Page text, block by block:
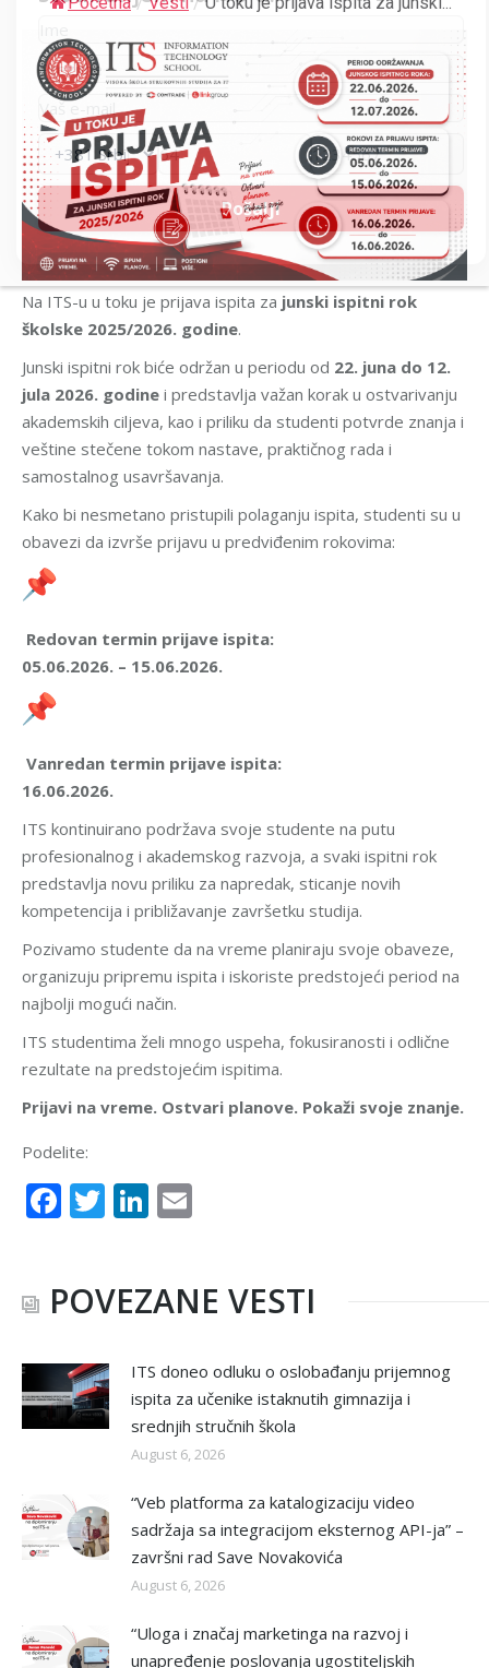
Na ITS-u u toku je prijava ispita za junski ispitni rok
školske 2025/2026. godine.
Junski ispitni rok biće održan u periodu od 22. juna do 12.
jula 2026. godine i predstavlja važan korak u ostvarivanju
akademskih ciljeva, kao i priliku da studenti potvrde znanja i
veštine stečene tokom nastave, praktičnog rada i
samostalnog usavršavanja.
Kako bi nesmetano pristupili polaganju ispita, studenti su u
obavezi da izvrše prijavu u predviđenim rokovima:
Redovan termin prijave ispita:
05.06.2026. – 15.06.2026.
Vanredan termin prijave ispita:
16.06.2026.
ITS kontinuirano podržava svoje studente na putu
profesionalnog i akademskog razvoja, a svaki ispitni rok
predstavlja novu priliku za napredak, sticanje novih
kompetencija i približavanje završetku studija.
Pozivamo studente da na vreme planiraju svoje obaveze,
organizuju pripremu ispita i iskoriste predstojeći period na
najbolji mogući način.
ITS studentima želi mnogo uspeha, fokusiranosti i odlične
rezultate na predstojećim ispitima.
Prijavi na vreme. Ostvari planove. Pokaži svoje znanje.
Podelite:
Facebook
TwitterLinkedIn
POVEZANE VESTI
ITS doneo odluku o oslobađanju prijemnog
ispita za učenike istaknutih gimnazija i
srednjih stručnih škola
August 6, 2026
“Veb platforma za katalogizaciju video
sadržaja sa integracijom eksternog API-ja” –
završni rad Save Novakovića
August 6, 2026
“Uloga i značaj marketinga na razvoj i
unapređenje poslovanja ugostiteljskih